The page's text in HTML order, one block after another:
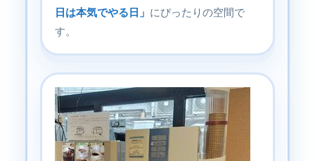
日は本気でやる日」 にぴったりの空間で
す。